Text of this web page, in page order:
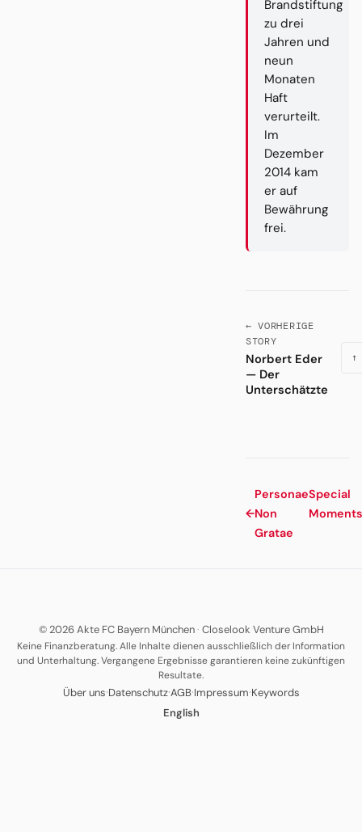
Brandstiftung
zu drei
Jahren und
neun
Monaten
Haft
verurteilt.
Im
Dezember
2014 kam
er auf
Bewährung
frei.
← VORHERIGE
STORY
Norbert Eder
— Der
Unterschätzte
↑
←
Personae
Non
Gratae
Special
Moments
© 2026 Akte FC Bayern München· Closelook Venture GmbH
Keine Finanzberatung. Alle Inhalte dienen ausschließlich der Information
und Unterhaltung. Vergangene Ergebnisse garantieren keine zukünftigen
Resultate.
Über uns·Datenschutz·AGB·Impressum·Keywords
English